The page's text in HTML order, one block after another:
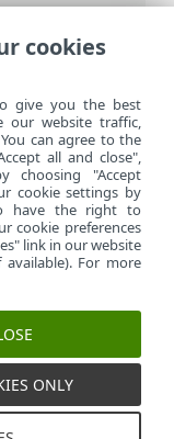
NOD32
>
cookies
give you the best
our website traffic,
can agree to the
all and close",
choosing "Accept
cookie settings by
have the right to
cookie preferences
link in our website
For more
ONLY